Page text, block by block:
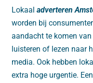
Lokaal adverteren
worden bij
aandacht te komen
luisteren of lezen naar
media. Ook hebben
extra hoge urgentie.